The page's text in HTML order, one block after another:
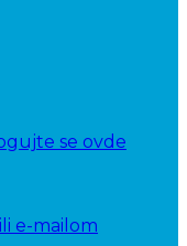
se ovde
e-mailom